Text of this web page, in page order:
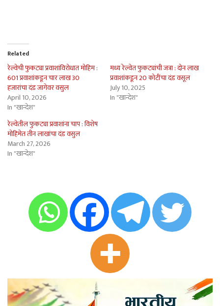
Related
रेल्वेची फुकट्या प्रवाशांविरोधात मोहिम :
601 प्रवाशांकडून चार लाख 30
हजारांचा दंड जागेवर वसुल
April 10, 2026
In "खान्देश"
मध्य रेल्वेत फुकट्यांची जत्रा : दोन लाख
प्रवाशांकडून 20 कोटींचा दंड वसूल
July 10, 2025
In "खान्देश"
रेल्वेतील फुकट्या प्रवाशांना चाप : विशेष
मोहिमेत तीन लाखांचा दंड वसुल
March 27, 2026
In "खान्देश"